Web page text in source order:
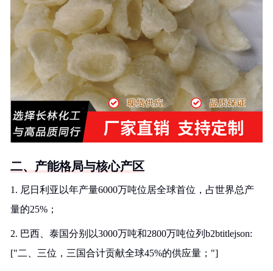
二、产能格局与核心产区
1. 尼日利亚以年产量6000万吨位居全球首位，占世界总产
量的25%；
2. 巴西、泰国分别以3000万吨和2800万吨位列b2btitlejson:
["二、三位，三国合计贡献全球45%的供应量；"]